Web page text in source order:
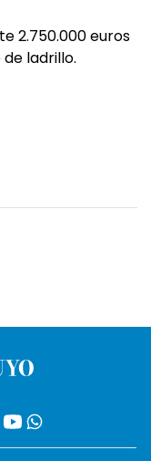
2.750.000 euros
ladrillo.